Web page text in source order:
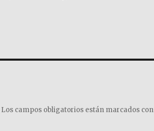
Los campos obligatorios están marcados con